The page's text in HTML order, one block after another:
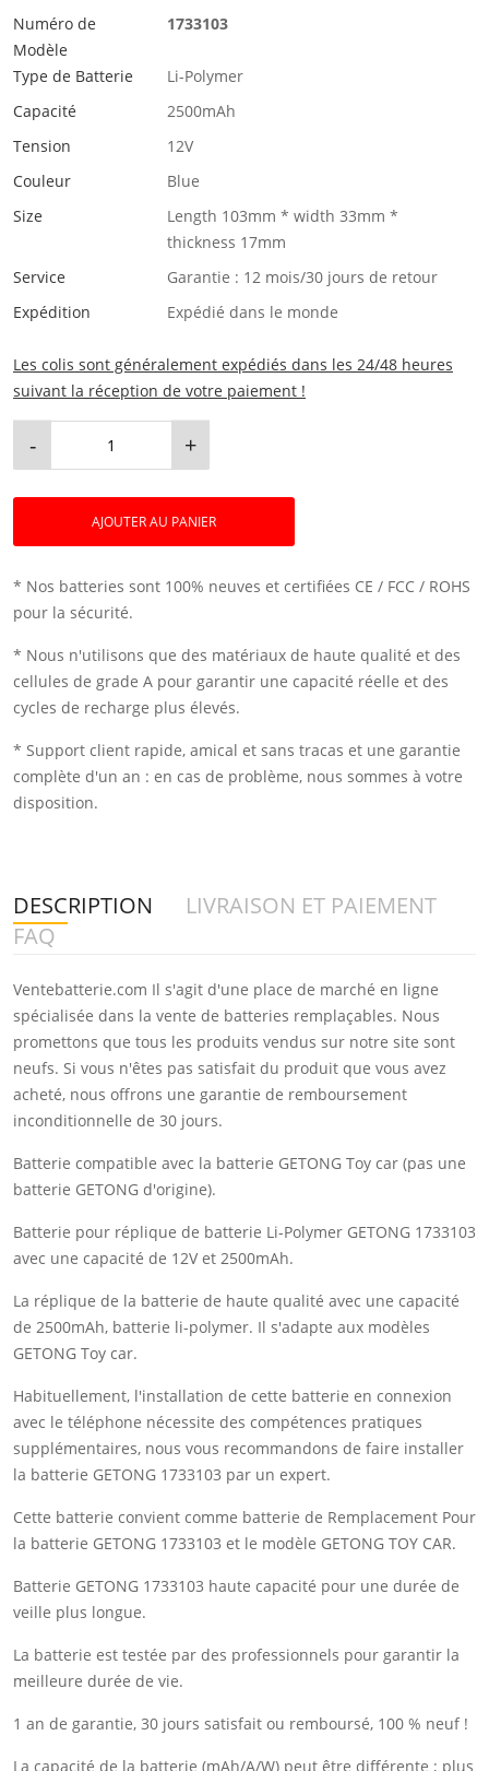
Numéro de
Modèle
1733103
Type de Batterie
Li-Polymer
Capacité
2500mAh
Tension
12V
Couleur
Blue
Size
Length 103mm * width 33mm *
thickness 17mm
Service
Garantie : 12 mois/30 jours de retour
Expédition
Expédié dans le monde
Les colis sont généralement expédiés dans les 24/48 heures
suivant la réception de votre paiement !
- +
AJOUTER AU PANIER
* Nos batteries sont 100% neuves et certifiées CE / FCC / ROHS
pour la sécurité.
* Nous n'utilisons que des matériaux de haute qualité et des
cellules de grade A pour garantir une capacité réelle et des
cycles de recharge plus élevés.
* Support client rapide, amical et sans tracas et une garantie
complète d'un an : en cas de problème, nous sommes à votre
disposition.
DESCRIPTION
LIVRAISON ET PAIEMENT
FAQ
Ventebatterie.com Il s'agit d'une place de marché en ligne
spécialisée dans la vente de batteries remplaçables. Nous
promettons que tous les produits vendus sur notre site sont
neufs. Si vous n'êtes pas satisfait du produit que vous avez
acheté, nous offrons une garantie de remboursement
inconditionnelle de 30 jours.
Batterie compatible avec la batterie GETONG Toy car (pas une
batterie GETONG d'origine).
Batterie pour réplique de batterie Li-Polymer GETONG 1733103
avec une capacité de 12V et 2500mAh.
La réplique de la batterie de haute qualité avec une capacité
de 2500mAh, batterie li-polymer. Il s'adapte aux modèles
GETONG Toy car.
Habituellement, l'installation de cette batterie en connexion
avec le téléphone nécessite des compétences pratiques
supplémentaires, nous vous recommandons de faire installer
la batterie GETONG 1733103 par un expert.
Cette batterie convient comme batterie de Remplacement Pour
la batterie GETONG 1733103 et le modèle GETONG TOY CAR.
Batterie GETONG 1733103 haute capacité pour une durée de
veille plus longue.
La batterie est testée par des professionnels pour garantir la
meilleure durée de vie.
1 an de garantie, 30 jours satisfait ou remboursé, 100 % neuf !
La capacité de la batterie (mAh/A/W) peut être différente ; plus